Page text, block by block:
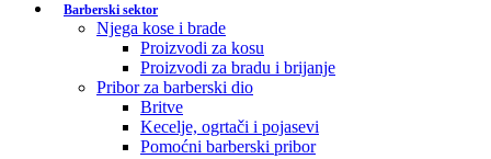
Barberski sektor
Njega kose i brade
Proizvodi za kosu
Proizvodi za bradu i brijanje
Pribor za barberski dio
Britve
Kecelje, ogrtači i pojasevi
Pomoćni barberski pribor